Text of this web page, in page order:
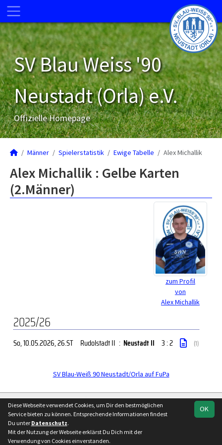
SV Blau Weiss '90
Neustadt (Orla) e.V.
Offizielle Homepage
Männer Spielerstatistik Ewige Tabelle Alex Michallik
Alex Michallik : Gelbe Karten
(2.Männer)
zum Profil
von
Alex Michallik
2025/26
So, 10.05.2026, 26.ST Rudolstadt II : Neustadt II 3 : 2 (1)
SV Blau-Weiß 90 Neustadt/Orla auf FuPa
soccero.de
Besucherstatistik
Datenschutz
OK
Diese Webseite verwendet Cookies, um Dir den bestmöglichen
Service bieten zu können. Entsprechende Informationen findest
Du unter Datenschutz.
Mit der Nutzung der Webseite erklärst Du Dich mit der
Verwendung von Cookies einverstanden.